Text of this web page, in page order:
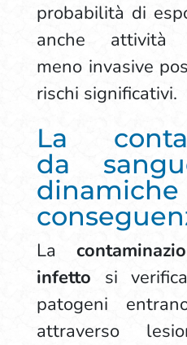
probabilità di
anche attività
meno invasive
rischi significativi.
La
da
La
infetto si
patogeni
attraverso